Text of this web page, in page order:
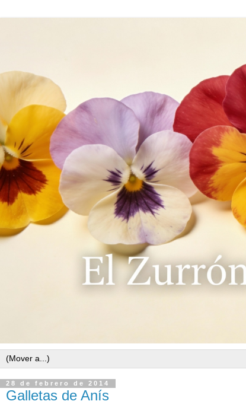
28 de febrero de 2014
Galletas de Anís